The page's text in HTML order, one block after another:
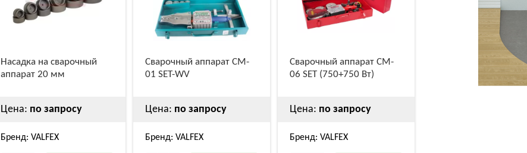
Насадка на сварочный
аппарат 20 мм
Цена: по запросу
Бренд: VALFEX
Сварочный аппарат CM-
01 SET-WV
Цена: по запросу
Бренд: VALFEX
Сварочный аппарат CM-
06 SET (750+750 Вт)
Цена: по запросу
Бренд: VALFEX